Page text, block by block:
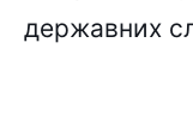
державних